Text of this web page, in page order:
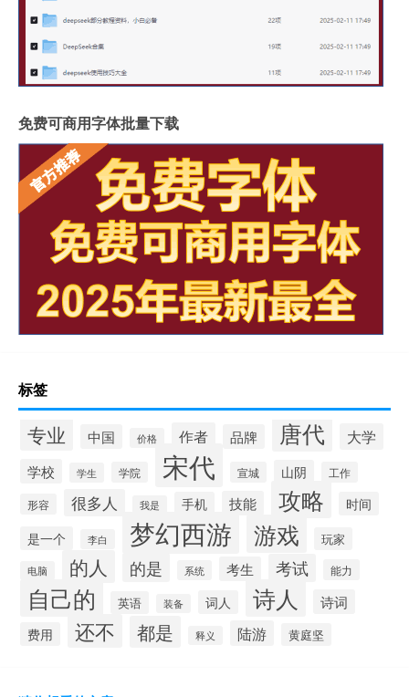
免费可商用字体批量下载
标签
专业 中国 价格 作者 品牌 唐代 大学
学校 学生 学院 宋代 宣城 山阴 工作
形容 很多人 我是 手机 技能 攻略
时间
是一个
李白 梦幻西游 游戏 玩家
电脑 的人 的是 系统 考生 考试 能力
自己的 英语 装备 词人 诗人 诗词
费用 还不 都是 释义 陆游 黄庭坚